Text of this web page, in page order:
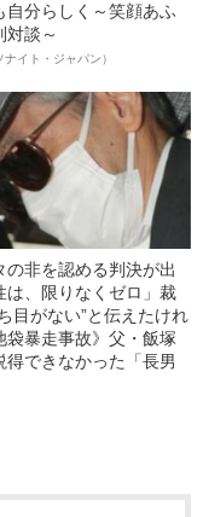
自分らしく～笑顔あふ
対談～
イト・ジャパン）
の非を認める判決が出
は、限りなくゼロ」裁
目がない”と伝えたけれ
暴走事故》父・飯塚
得できなかった「長男